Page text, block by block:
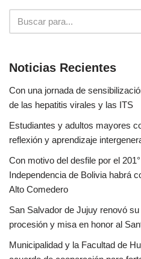
Noticias Recientes
Con una jornada de
de las hepatitis virales y las ITS
Estudiantes y adultos mayores
reflexión y aprendizaje
Con motivo del desfile por el
Independencia de Bolivia habrá
Alto Comedero
San Salvador de Jujuy renovó
procesión y misa en honor al
Municipalidad y la Facultad de